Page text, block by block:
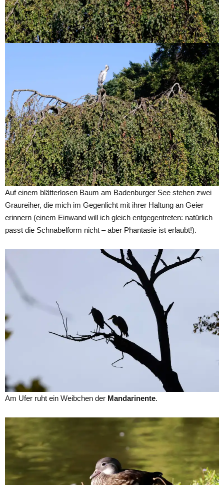
Auf einem blätterlosen Baum am Badenburger See stehen zwei
Graureiher, die mich im Gegenlicht mit ihrer Haltung an Geier
erinnern (einem Einwand will ich gleich entgegentreten: natürlich
passt die Schnabelform nicht – aber Phantasie ist erlaubt!).
Am Ufer ruht ein Weibchen der Mandarinente.